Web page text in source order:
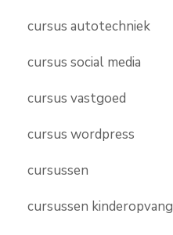
cursus autotechniek
cursus social media
cursus vastgoed
cursus wordpress
cursussen
cursussen kinderopvang